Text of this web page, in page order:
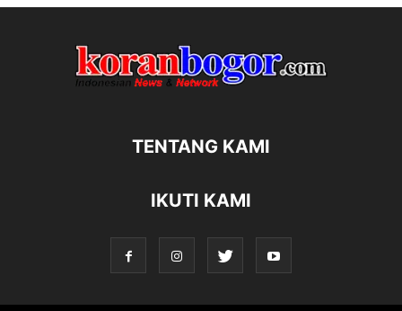
TENTANG KAMI
IKUTI KAMI